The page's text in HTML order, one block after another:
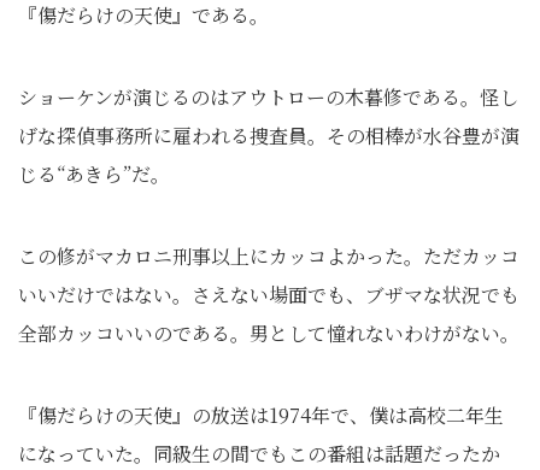
『傷だらけの天使』である。
ショーケンが演じるのはアウトローの木暮修である。怪し
げな探偵事務所に雇われる捜査員。その相棒が水谷豊が演
じる“あきら”だ。
この修がマカロニ刑事以上にカッコよかった。ただカッコ
いいだけではない。さえない場面でも、ブザマな状況でも
全部カッコいいのである。男として憧れないわけがない。
『傷だらけの天使』の放送は1974年で、僕は高校二年生
になっていた。同級生の間でもこの番組は話題だったか